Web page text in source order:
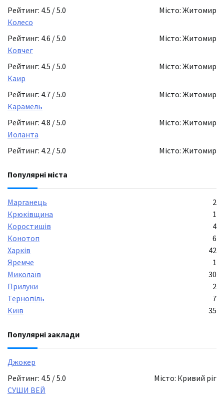
Рейтинг: 4.5 / 5.0
Місто: Житомир
Колесо
Рейтинг: 4.6 / 5.0
Місто: Житомир
Ковчег
Рейтинг: 4.5 / 5.0
Місто: Житомир
Каир
Рейтинг: 4.7 / 5.0
Місто: Житомир
Карамель
Рейтинг: 4.8 / 5.0
Місто: Житомир
Иоланта
Рейтинг: 4.2 / 5.0
Місто: Житомир
Популярні міста
Марганець
2
Крюківщина
1
Коростишів
4
Конотоп
6
Харків
42
Яремче
1
Миколаїв
30
Прилуки
2
Тернопіль
7
Київ
35
Популярні заклади
Джокер
Рейтинг: 4.5 / 5.0
Місто: Кривий ріг
СУШИ ВЕЙ